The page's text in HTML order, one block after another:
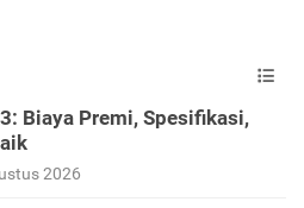
Biaya Premi, Spesifikasi,
2026